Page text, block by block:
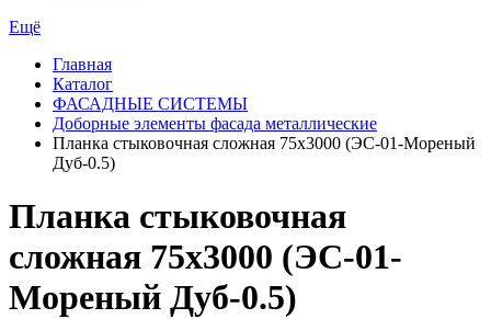
Ещё
Главная
Каталог
ФАСАДНЫЕ СИСТЕМЫ
Доборные элементы фасада металлические
Планка стыковочная сложная 75х3000 (ЭС-01-Мореный
Дуб-0.5)
Планка стыковочная
сложная 75х3000 (ЭС-01-
Мореный Дуб-0.5)